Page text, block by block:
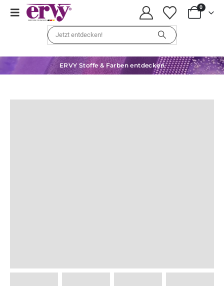
0
ERVY Stoffe & Farben entdecken